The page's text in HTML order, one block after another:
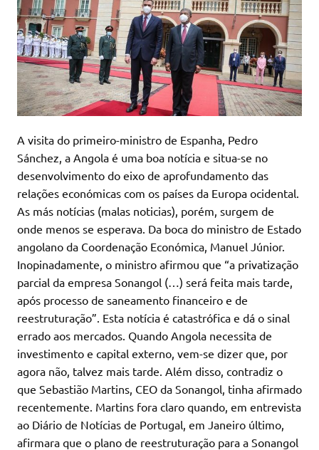
A visita do primeiro-ministro de Espanha, Pedro
Sánchez, a Angola é uma boa notícia e situa-se no
desenvolvimento do eixo de aprofundamento das
relações económicas com os países da Europa ocidental.
As más notícias (malas noticias), porém, surgem de
onde menos se esperava. Da boca do ministro de Estado
angolano da Coordenação Económica, Manuel Júnior.
Inopinadamente, o ministro afirmou que “a privatização
parcial da empresa Sonangol (…) será feita mais tarde,
após processo de saneamento financeiro e de
reestruturação”. Esta notícia é catastrófica e dá o sinal
errado aos mercados. Quando Angola necessita de
investimento e capital externo, vem-se dizer que, por
agora não, talvez mais tarde. Além disso, contradiz o
que Sebastião Martins, CEO da Sonangol, tinha afirmado
recentemente. Martins fora claro quando, em entrevista
ao Diário de Notícias de Portugal, em Janeiro último,
afirmara que o plano de reestruturação para a Sonangol